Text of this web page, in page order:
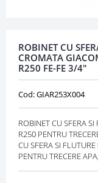
ROBINET CU
CROMATA
R250 FE-FE 3/4"
Cod: GIAR253X004
ROBINET CU SFERA
R250 PENTRU
CU SFERA SI
PENTRU TRECERE